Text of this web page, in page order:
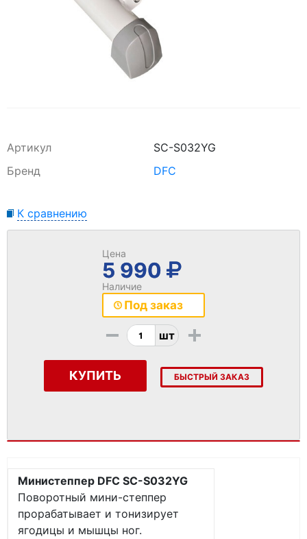
Артикул
SC-S032YG
Бренд
DFC
К сравнению
Цена
5 990
Наличие
Под заказ
- шт +
КУПИТЬ БЫСТРЫЙ ЗАКАЗ
Министеппер DFC SC-S032YG
Поворотный мини-степпер
прорабатывает и тонизирует
ягодицы и мышцы ног.